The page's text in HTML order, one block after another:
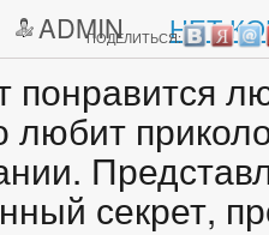
ADMIN НЕТ
ПОДЕЛИТЬСЯ:
понравится
любит
секрет,